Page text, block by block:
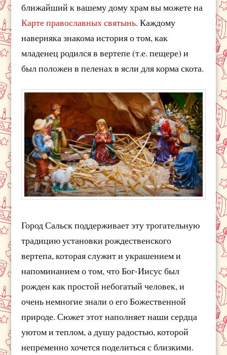
ближайший к вашему дому храм вы можете на
Карте православных святынь. Каждому
наверняка знакома история о том, как
младенец родился в вертепе (т.е. пещере) и
был положен в пеленах в ясли для корма скота.
Город Сальск поддерживает эту трогательную
традицию установки рождественского
вертепа, которая служит и украшением и
напоминанием о том, что Бог-Иисус был
рожден как простой небогатый человек, и
очень немногие знали о его Божественной
природе. Сюжет этот наполняет наши сердца
уютом и теплом, а душу радостью, которой
непременно хочется поделиться с близкими.